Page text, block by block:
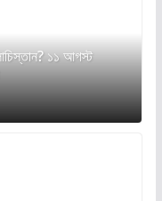
১১ আগস্ট